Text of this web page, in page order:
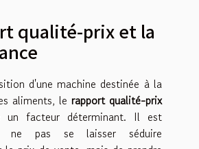
qualité-prix et la
d'une machine destinée à la
aliments, le rapport qualité-prix
un facteur déterminant. Il est
ne pas se laisser séduire